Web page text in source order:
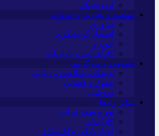
ارزدیجیتال
صنعت و تجارت و خدمات
فناوری
اقتصاد گردشگری
خودرو
کارآفرینی و بازاریابی
عمومی و سرگرمی
پزشکی، سلامت و زیبایی
حقوق و قضایی
ورزشی
سایر راه‌ها
تور و سفر ایرانی
کارا دیلی
اخبار بانکی و اقتصادی